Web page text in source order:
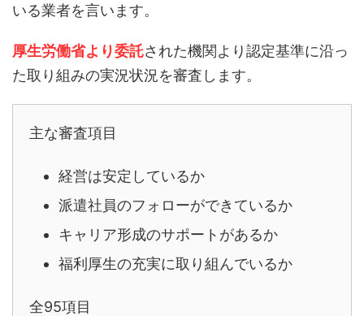
いる業者を言います。
厚生労働省より委託された機関より認定基準に沿っ
た取り組みの実況状況を審査します。
主な審査項目
経営は安定しているか
派遣社員のフォローができているか
キャリア形成のサポートがあるか
福利厚生の充実に取り組んでいるか
全95項目